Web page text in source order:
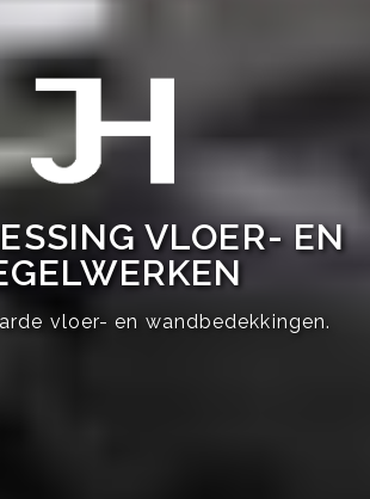
VLOER- EN
vloer- en wandbedekkingen.